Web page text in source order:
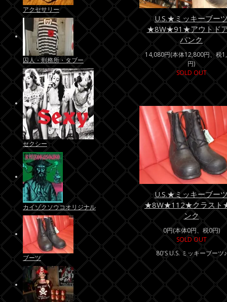
U.S.★ミッキーブー
★8W★91★アウトド
パンク
14,080円(本体12,800円、税
円)
SOLD OUT
U.S.★ミッキーブー
★8W★112★クラスト
ンク
0円(本体0円、税0円)
SOLD OUT
80'S U.S. ミッキーブーツ♪
アクセサリー
囚人・刑務所・タブー
セクシー
カイゾクソウコオリジナル
ブーツ